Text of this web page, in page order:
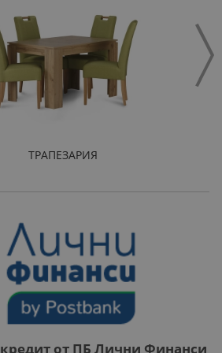
ТРАПЕЗАРИЯ
от ПБ Лични Финанси